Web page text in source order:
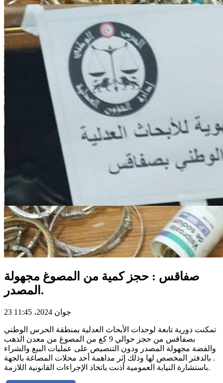
صفاقس : حجز كمية من المصوغ مجهولة
المصدر.
23 جوان 2024، 11:45
تمكنت دورية تابعة لوحدات الأبحاث العدلية بمنطقة الحرس الوطني
بصفاقس من حجز حوالي 9 كغ من المصوغ من معدن الذهب
والفضة مجهولة المصدر ودون التنصيص على عمليات البيع والشراء
بالدفتر المخصص لها وذلك إثر مداهمة أحد محلات المصاغة بالجهة .
باستشارة النيابة العمومية أذنت باتخاذ الإجراءات القانونية اللازمة.